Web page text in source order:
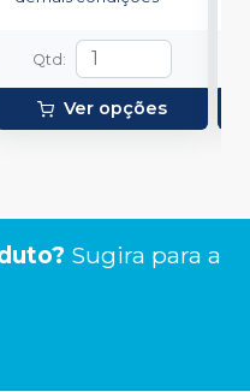
Qtd:
Ver opções
Sugira para a